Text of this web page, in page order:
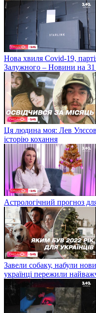
Нова хвиля Covid-19,
Залужного – Новини на 31
Ця людина моя: Лев Улєсов
історію кохання
Астрологічний прогноз
Завели собаку, набули
українці пережили